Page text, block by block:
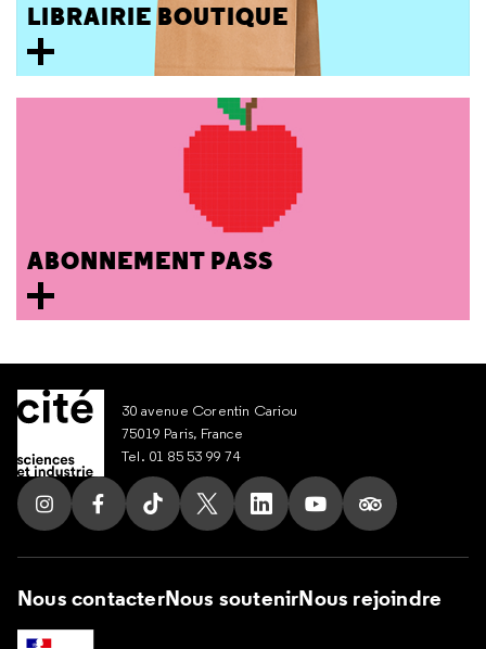
LIBRAIRIE BOUTIQUE
ABONNEMENT PASS
30 avenue Corentin Cariou
75019 Paris, France
Tel. 01 85 53 99 74
Suivez nous sur Instagram
Suivez nous sur Facebook
Suivez nous sur Tik Tok
Suivez nous sur X
Suivez nous sur LinkedIn
Suivez nous sur
Suivez nous
Nous contacterNous soutenirNous rejoindre